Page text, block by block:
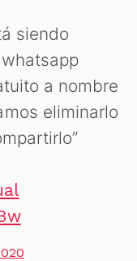
siendo
a nombre
eliminarlo